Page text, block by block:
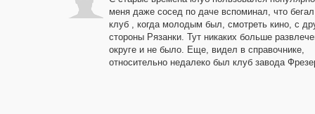
меня даже сосед по даче вспоминал, что бегал
клуб , когда молодым был, смотреть кино, с
стороны Рязанки. Тут никаких больше
округе и не было. Еще, видел в справочнике,
относительно недалеко был клуб завода